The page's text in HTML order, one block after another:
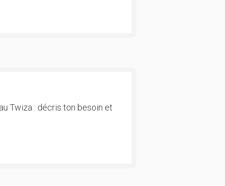
Twiza : décris ton besoin et